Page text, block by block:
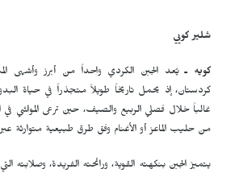
شلير كويي
كويه ـيُعد الجبن الكردي واحداً من أبرز وأشهى
كردستان، إذ يحمل تاريخاً طويلاً متجذراً في حياة
غالباً خلال فصلي الربيع والصيف، حين ترعى المواشي في
من حليب الماعز أو الأغنام وفق طرق طبيعية متوارثة
يتميز الجبن بنكهته القوية، ورائحته الفريدة، وصلابته